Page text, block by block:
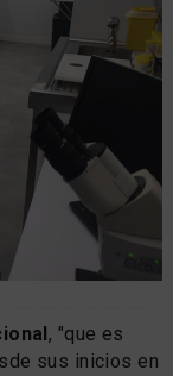
, "que es
sus inicios en